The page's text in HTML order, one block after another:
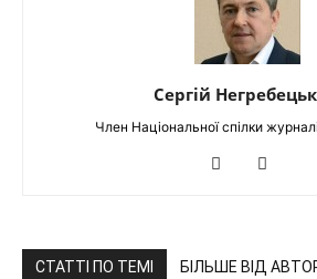
Сергій
Член Національної спілки
СТАТТІ ПО ТЕМІ БІЛЬШЕ ВІД